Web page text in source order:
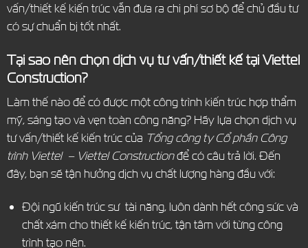
vấn/thiết kế kiến trúc vẫn đưa ra chi phí sơ bộ để chủ đầu tư
có sự chuẩn bị tốt nhất.
Tại sao nên chọn dịch vụ tư vấn/thiết kế tại Viettel
Construction?
Làm thế nào để có được một công trình kiến trúc hợp thẩm
mỹ, sáng tạo và vẹn toàn công năng? Hãy lựa chọn dịch vụ
tư vấn/thiết kế kiến trúc của Tổng công ty Cổ phần Công
trình Viettel – Viettel Constructionđể có câu trả lời. Đến
đây, bạn sẽ tận hưởng dịch vụ chất lượng hàng đầu với:
Đội ngũ kiến trúc sư tài năng, luôn dành hết công sức và
chất xám cho thiết kế kiến trúc, tận tâm với từng công
trình tạo nên.